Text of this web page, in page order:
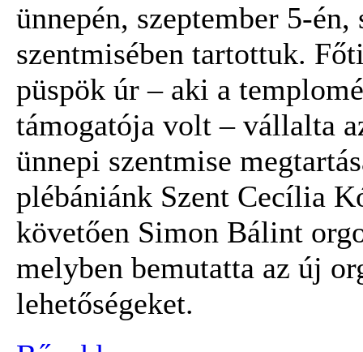
ünnepén, szeptember 5-
szentmisében tartottuk.
püspök úr – aki a
támogatója volt – vállalta
ünnepi szentmise
plébániánk Szent Cecília
követően Simon Bálint
melyben bemutatta az új
lehetőségeket.